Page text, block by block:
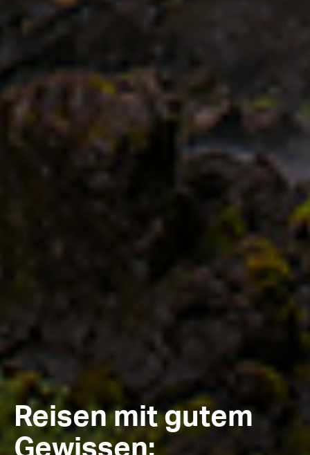
Reisen mit gutem
Gewissen: